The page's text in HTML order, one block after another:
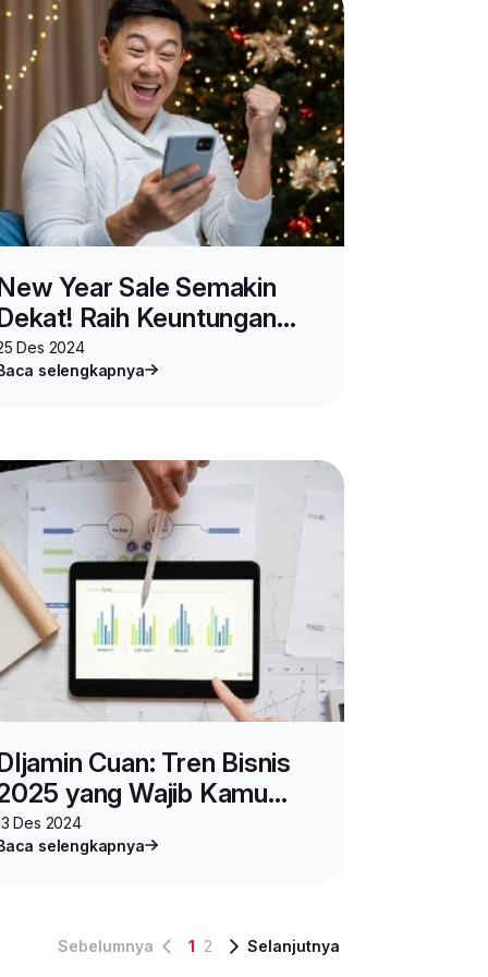
Year Sale Semakin
Raih Keuntungan
Bisnis
Des 2024
selengkapnya
Cuan: Tren Bisnis
yang Wajib Kamu
Des 2024
selengkapnya
Sebelumnya 1 2 Selanjutnya